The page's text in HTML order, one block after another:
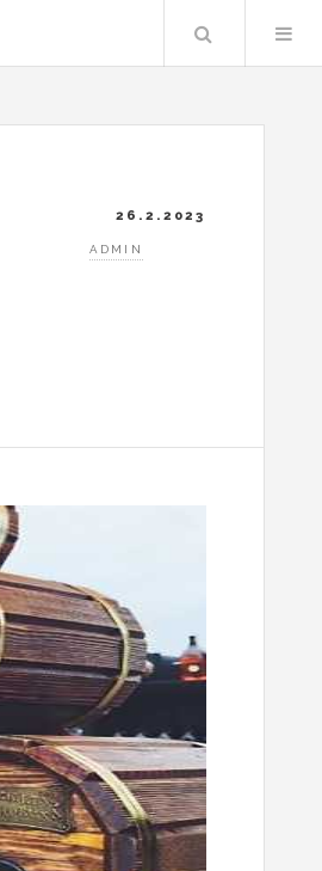
Search
26.2.2023
ADMIN